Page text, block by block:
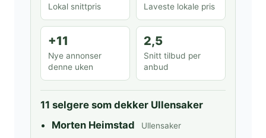
Lokal snittpris Laveste lokale pris
+11
Nye annonser
denne uken
2,5
Snitt tilbud per
anbud
11 selgere som dekker Ullensaker
Morten Heimstad
Ullensaker